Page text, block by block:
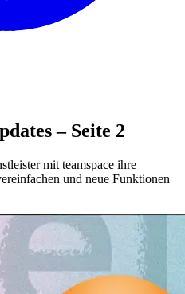
– Seite 2
mit teamspace ihre
und neue Funktionen